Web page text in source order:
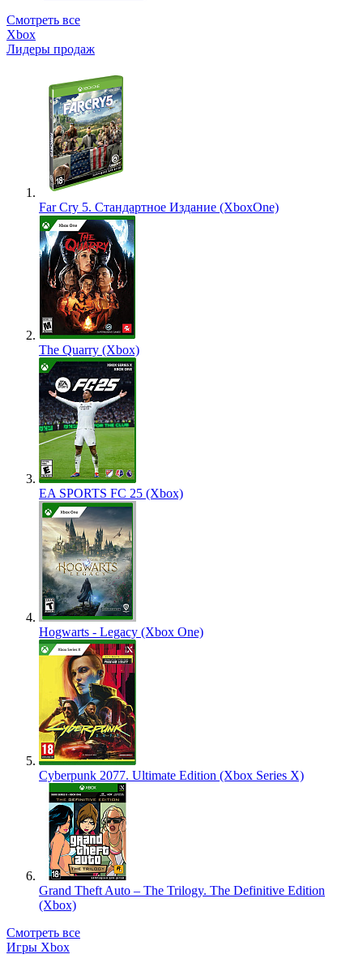
Смотреть все
Xbox
Лидеры продаж
Far Cry 5. Стандартное Издание (XboxOne)
The Quarry (Xbox)
EA SPORTS FC 25 (Xbox)
Hogwarts - Legacy (Xbox One)
Cyberpunk 2077. Ultimate Edition (Xbox Series X)
Grand Theft Auto – The Trilogy. The Definitive Edition
(Xbox)
Смотреть все
Игры Xbox